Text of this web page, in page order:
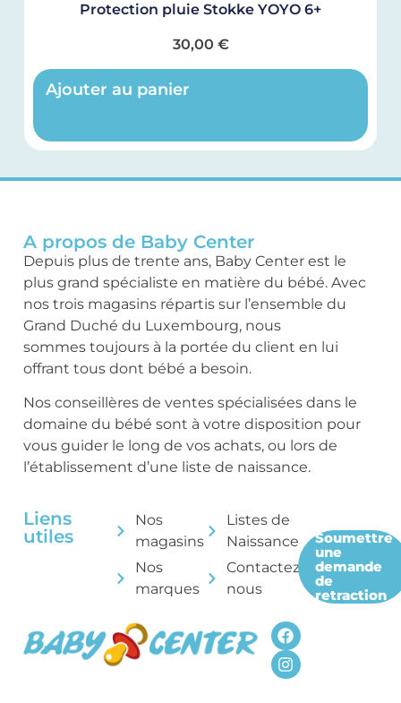
Protection pluie Stokke YOYO 6+
30,00 €
Ajouter au panier
A propos de Baby Center
Depuis plus de trente ans, Baby Center est le
plus grand spécialiste en matière du bébé. Avec
nos trois magasins répartis sur l’ensemble du
Grand Duché du Luxembourg, nous
sommes toujours à la portée du client en lui
offrant tous dont bébé a besoin.
Nos conseillères de ventes spécialisées dans le
domaine du bébé sont à votre disposition pour
vous guider le long de vos achats, ou lors de
l’établissement d’une liste de naissance.
Liens
utiles
Nos
magasins
Nos
marques
Listes de
Naissance
Contactez-
nous
Soumettre
une
demande
de
retraction